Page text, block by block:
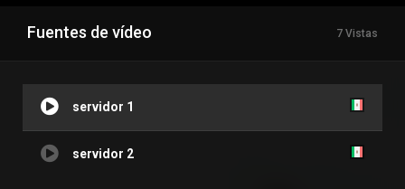
Fuentes de vídeo 7 Vistas
servidor 1
servidor 2